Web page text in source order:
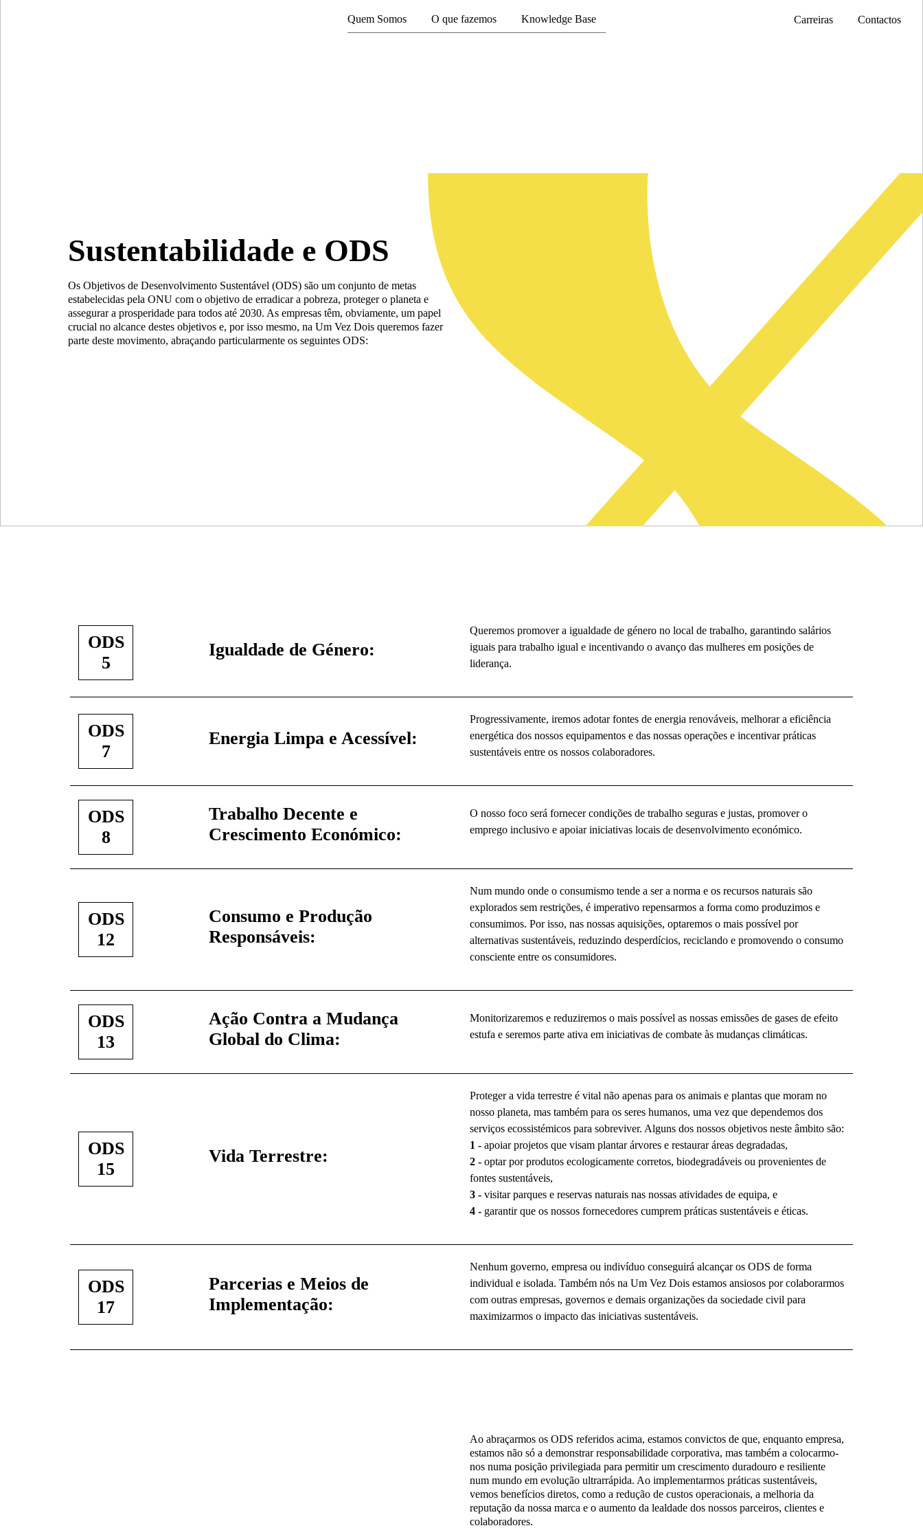
Quem Somos O que fazemos Knowledge Base Carreiras Contactos
Sustentabilidade e ODS
Os Objetivos de Desenvolvimento Sustentável (ODS) são um conjunto de metas
estabelecidas pela ONU com o objetivo de erradicar a pobreza, proteger o planeta e
assegurar a prosperidade para todos até 2030. As empresas têm, obviamente, um papel
crucial no alcance destes objetivos e, por isso mesmo, na Um Vez Dois queremos fazer
parte deste movimento, abraçando particularmente os seguintes ODS:
ODS
5
Igualdade de Género:
Queremos promover a igualdade de género no local de trabalho, garantindo salários
iguais para trabalho igual e incentivando o avanço das mulheres em posições de
liderança.
ODS
7
Energia Limpa e Acessível:
Progressivamente, iremos adotar fontes de energia renováveis, melhorar a eficiência
energética dos nossos equipamentos e das nossas operações e incentivar práticas
sustentáveis entre os nossos colaboradores.
ODS
8
Trabalho Decente e
Crescimento Económico:
O nosso foco será fornecer condições de trabalho seguras e justas, promover o
emprego inclusivo e apoiar iniciativas locais de desenvolvimento económico.
ODS
12
Consumo e Produção
Responsáveis:
Num mundo onde o consumismo tende a ser a norma e os recursos naturais são
explorados sem restrições, é imperativo repensarmos a forma como produzimos e
consumimos. Por isso, nas nossas aquisições, optaremos o mais possível por
alternativas sustentáveis, reduzindo desperdícios, reciclando e promovendo o consumo
consciente entre os consumidores.
ODS
13
Ação Contra a Mudança
Global do Clima:
Monitorizaremos e reduziremos o mais possível as nossas emissões de gases de efeito
estufa e seremos parte ativa em iniciativas de combate às mudanças climáticas.
ODS
15
Vida Terrestre:
Proteger a vida terrestre é vital não apenas para os animais e plantas que moram no
nosso planeta, mas também para os seres humanos, uma vez que dependemos dos
serviços ecossistémicos para sobreviver. Alguns dos nossos objetivos neste âmbito são:
1 - apoiar projetos que visam plantar árvores e restaurar áreas degradadas,
2 - optar por produtos ecologicamente corretos, biodegradáveis ou provenientes de
fontes sustentáveis,
3 - visitar parques e reservas naturais nas nossas atividades de equipa, e
4 - garantir que os nossos fornecedores cumprem práticas sustentáveis e éticas.
ODS
17
Parcerias e Meios de
Implementação:
Nenhum governo, empresa ou indivíduo conseguirá alcançar os ODS de forma
individual e isolada. Também nós na Um Vez Dois estamos ansiosos por colaborarmos
com outras empresas, governos e demais organizações da sociedade civil para
maximizarmos o impacto das iniciativas sustentáveis.
Ao abraçarmos os ODS referidos acima, estamos convictos de que, enquanto empresa,
estamos não só a demonstrar responsabilidade corporativa, mas também a colocarmo-
nos numa posição privilegiada para permitir um crescimento duradouro e resiliente
num mundo em evolução ultrarrápida. Ao implementarmos práticas sustentáveis,
vemos benefícios diretos, como a redução de custos operacionais, a melhoria da
reputação da nossa marca e o aumento da lealdade dos nossos parceiros, clientes e
colaboradores.